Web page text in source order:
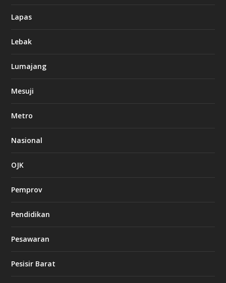
Lapas
Lebak
Lumajang
Mesuji
Metro
Nasional
OJK
Pemprov
Pendidikan
Pesawaran
Pesisir Barat